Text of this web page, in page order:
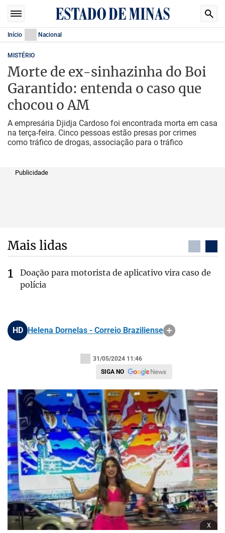
Início Nacional
MISTÉRIO
Morte de ex-sinhazinha do Boi
Garantido: entenda o caso que
chocou o AM
A empresária Djidja Cardoso foi encontrada morta em casa
na terça-feira. Cinco pessoas estão presas por crimes
como tráfico de drogas, associação para o tráfico
Publicidade
Mais lidas
Doação para motorista de aplicativo vira caso de
polícia
HD Helena Dornelas - Correio Braziliense
31/05/2024 11:46
SIGA NO
x